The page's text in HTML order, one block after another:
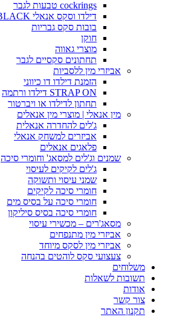
cockrings טבעות לגבר
דילדו וסקס אנאלי ALL BLACK
בובות סקס גבריות
חוקן
מוצרי גאווה
תחתונים סקסיים לגבר
אביזרי מין ללסביות
הזמנת דילדו דו כיווני
STRAP ON דילדו ורתמה
תחתון לדילדו או ויברטור
מין אנאלי | מוצרי מין אנאלים
ג'לים להחדרה אנאלית
אביזרים למשחק אנאלי
פלאגים אנאלים
שמנים וג'לים למסאג' וחומרי סיכה
ג'לים לקיקים לעיסוי
שמני עיסוי ותשוקה
חומרי סיכה לקיקים
חומרי סיכה על בסיס מים
חומרי סיכה בסיס סיליקון
מסאג'רים – מכשירי עיסוי
אביזרי מין מתנפחים
אביזרי מין לסקס מיוחד
צעצועי סקס לוהטים בהנחה
משלוחים
תשובות לשאלות
אודות
צור קשר
תקנון האתר